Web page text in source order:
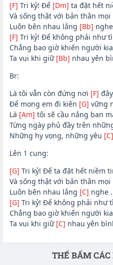
[F] Tri kỷ! Để [Dm] ta đặt hết
Và sống thật với bản thân mọi
Luôn bên nhau lắng [Bb]
[F] Tri kỷ! Để không phải như
Chẳng bao giờ khiến người
Ta vui khi giữ [Bb] nhau yên
Br:
Là tôi vẫn còn đứng nơi [F]
Để mong em đi kiên [G] vững
Là [Am] tôi sẽ cầu nắng ban
Từng ngày phủ đầy trên
Những hy vọng, những yêu [C]
Lên 1 cung:
[G] Tri kỷ! Để ta đặt hết niềm
Và sống thật với bản thân mọi
Luôn bên nhau lắng [C] nghe
[G] Tri kỷ! Để không phải như
Chẳng bao giờ khiến người
Ta vui khi giữ [C] nhau yên
Phần nội dungTHẾ BẤM